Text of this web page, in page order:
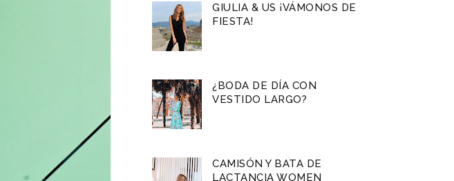
GIULIA & US ¡VÁMONOS DE
FIESTA!
¿BODA DE DÍA CON
VESTIDO LARGO?
CAMISÓN Y BATA DE
LACTANCIA WOMEN